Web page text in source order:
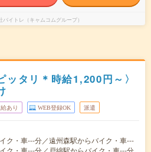
バイトレ（キャムコムグループ）
ッタリ＊時給1,200円～〉
あり WEB登録OK 派遣
ク・車---分／遠州森駅からバイク・車---